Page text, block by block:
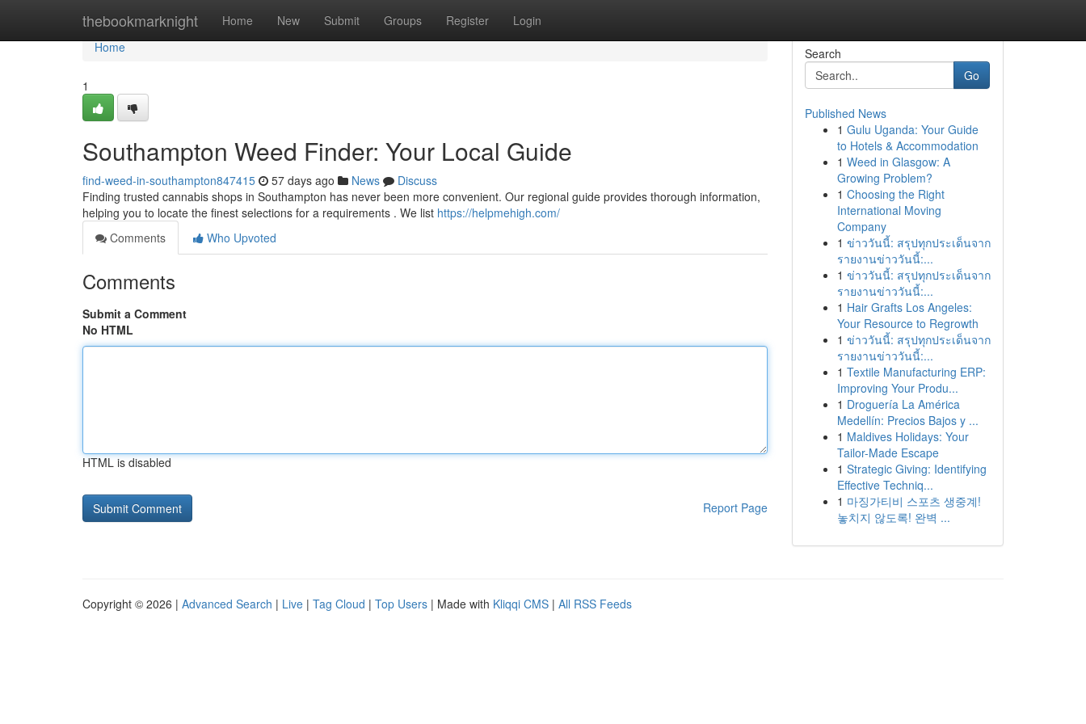
thebookmarknight Home New Submit Groups Register Login
Home
Home
1
Southampton Weed Finder: Your Local Guide
find-weed-in-southampton847415 57 days ago News
Discuss
Finding trusted cannabis shops in Southampton has never been more convenient. Our regional guide provides thorough information,
helping you to locate the finest selections for a requirements . We list https://helpmehigh.com/
Comments
Who Upvoted
Comments
Submit a Comment
No HTML
HTML is disabled
Report Page
Search
Go
Published News
1 Gulu Uganda: Your Guide
to Hotels & Accommodation
1 Weed in Glasgow: A
Growing Problem?
1 Choosing the Right
International Moving
Company
1 ข่าววันนี้: สรุปทุกประเด็นจาก
รายงานข่าววันนี้:...
1 ข่าววันนี้: สรุปทุกประเด็นจาก
รายงานข่าววันนี้:...
1 Hair Grafts Los Angeles:
Your Resource to Regrowth
1 ข่าววันนี้: สรุปทุกประเด็นจาก
รายงานข่าววันนี้:...
1 Textile Manufacturing ERP:
Improving Your Produ...
1 Droguería La América
Medellín: Precios Bajos y ...
1 Maldives Holidays: Your
Tailor-Made Escape
1 Strategic Giving: Identifying
Effective Techniq...
1 마징가티비 스포츠 생중계!
놓치지 않도록! 완벽 ...
Copyright © 2026 | Advanced Search | Live | Tag Cloud | Top Users | Made with Kliqqi CMS | All RSS Feeds